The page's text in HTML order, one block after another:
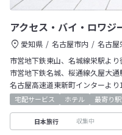
アクセス・バイ・ロワジ
愛知県 名古屋市内
名古屋
市営地下鉄東山、名城線栄駅よ
市営地下鉄名城、桜通線久屋大
名古屋高速道東新町インターより
宅配サービス ホテル 最寄り
日本旅行 収集中